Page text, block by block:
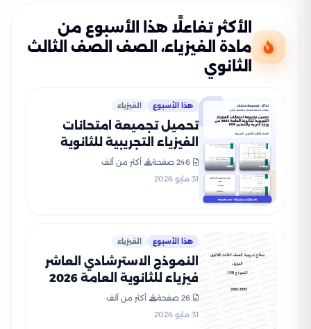
الأكثر تفاعلًا هذا الأسبوع من
مادة الفيزياء، الصف الصف الثالث
الثانوي
هذا الأسبوع الفيزياء
تحميل تجميعة امتحانات
الفيزياء التجريبية للثانوية
العامة 2026 من وزارة التربية
والتعليم PDF
246 صفحة
أكثر من ألف
31 مايو 2026
هذا الأسبوع الفيزياء
النموذج الاسترشادي العاشر
فيزياء للثانوية العامة 2026
PDF من نماذج الوزارة
26 صفحة
أكثر من ألف
31 مايو 2026